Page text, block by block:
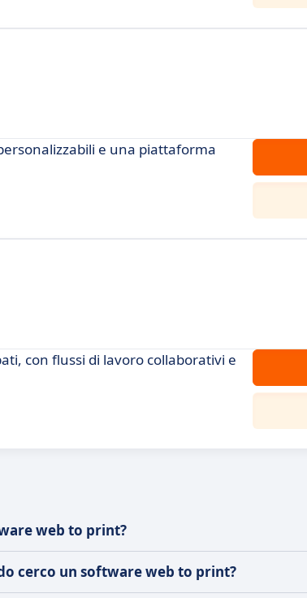
e una piattaforma
con flussi di lavoro collaborativi e
web to print?
cerco un software web to print?